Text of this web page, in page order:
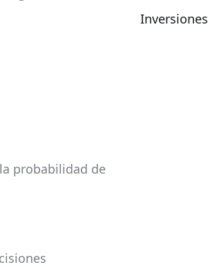
probabilidad de
Inversiones